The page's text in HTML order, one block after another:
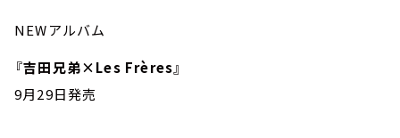
NEWアルバム
『吉田兄弟×Les Frères』
9月29日発売